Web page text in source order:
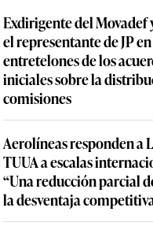
Exdirigente del Movadef
el representante de JP
entretelones de los
iniciales sobre la
comisiones
Aerolíneas responden a
TUUA a escalas
“Una reducción parcial
la desventaja